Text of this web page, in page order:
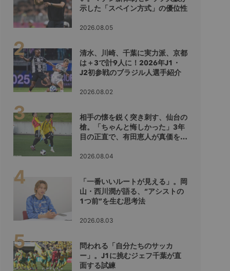
示した「スペイン方式」の優位性
2026.08.05
清水、川崎、千葉に実力派、京都
は＋3で計9人に！2026年J1・
J2初参戦のブラジル人選手紹介
2026.08.02
相手の懐を鋭く突き刺す、仙台の
槍。「ちゃんと悔しかった」3年
目の正直で、有田恵人が真価を示
2026.08.04
「一番いいルートが見える」。岡
山・西川潤が語る、“アシストの
1つ前”を生む思考法
2026.08.03
問われる「自分たちのサッカ
ー」。J1に挑むジェフ千葉が直
面する試練